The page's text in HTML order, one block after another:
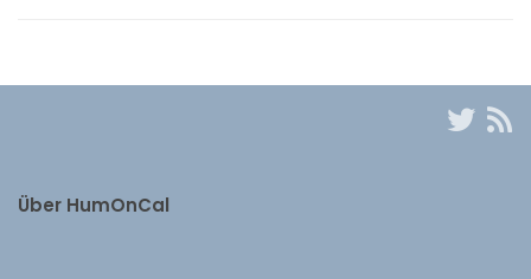
Über HumOnCal